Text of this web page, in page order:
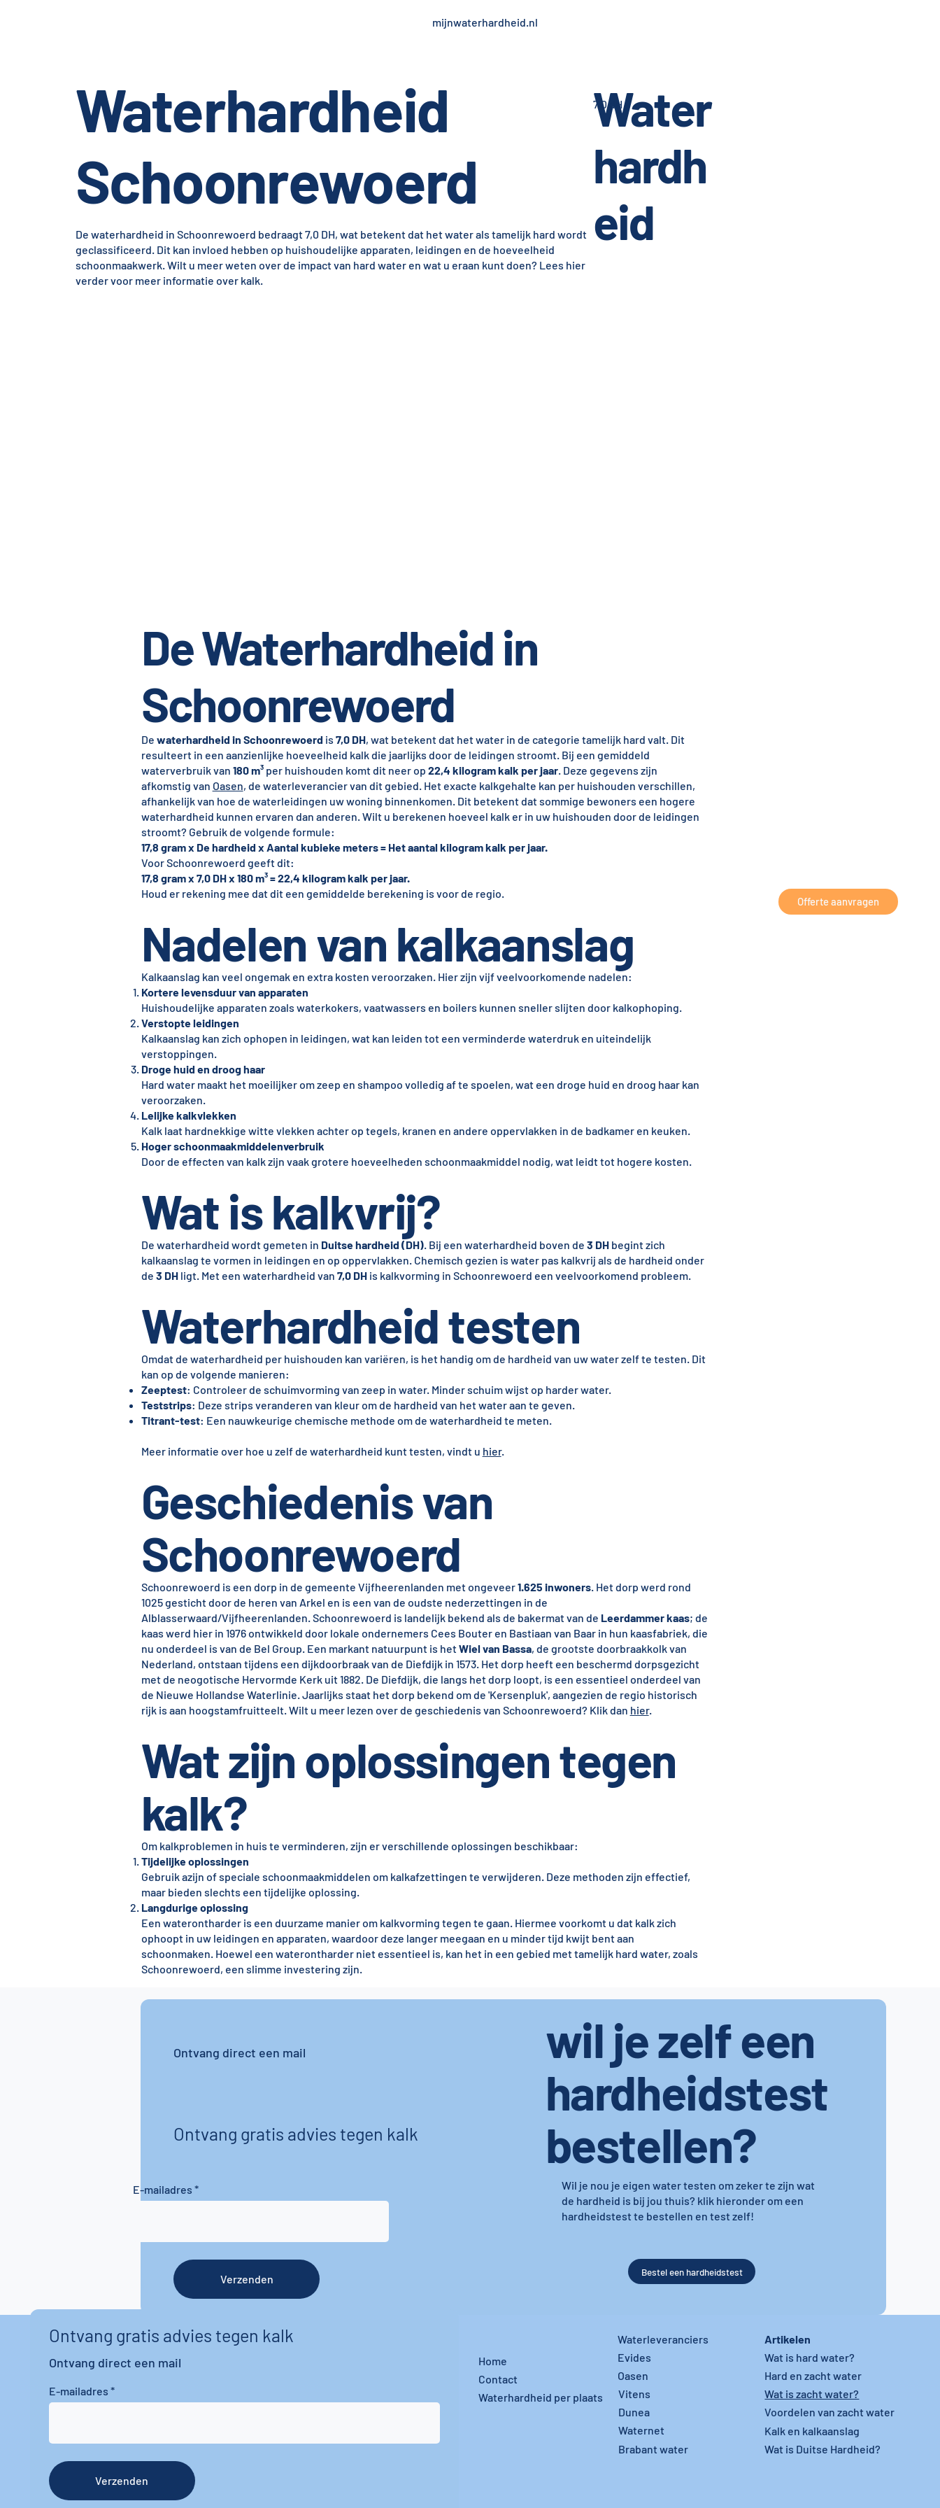
mijnwaterhardheid.nl
Waterhardheid
Schoonrewoerd
De waterhardheid in Schoonrewoerd bedraagt 7,0 DH, wat betekent dat het water als tamelijk hard wordt
geclassificeerd. Dit kan invloed hebben op huishoudelijke apparaten, leidingen en de hoeveelheid
schoonmaakwerk. Wilt u meer weten over de impact van hard water en wat u eraan kunt doen? Lees hier
verder voor meer informatie over kalk.
Water
hardh
eid
7,0 dH
De Waterhardheid in
Schoonrewoerd
De waterhardheid in Schoonrewoerd is 7,0 DH, wat betekent dat het water in de categorie tamelijk hard valt. Dit
resulteert in een aanzienlijke hoeveelheid kalk die jaarlijks door de leidingen stroomt. Bij een gemiddeld
waterverbruik van 180 m³per huishouden komt dit neer op 22,4 kilogram kalk per jaar. Deze gegevens zijn
afkomstig van Oasen, de waterleverancier van dit gebied. Het exacte kalkgehalte kan per huishouden verschillen,
afhankelijk van hoe de waterleidingen uw woning binnenkomen. Dit betekent dat sommige bewoners een hogere
waterhardheid kunnen ervaren dan anderen. Wilt u berekenen hoeveel kalk er in uw huishouden door de leidingen
stroomt? Gebruik de volgende formule:
17,8 gram x De hardheid x Aantal kubieke meters = Het aantal kilogram kalk per jaar.
Voor Schoonrewoerd geeft dit:
17,8 gram x 7,0 DH x 180 m³ = 22,4 kilogram kalk per jaar.
Houd er rekening mee dat dit een gemiddelde berekening is voor de regio.
Nadelen van kalkaanslag
Kalkaanslag kan veel ongemak en extra kosten veroorzaken. Hier zijn vijf veelvoorkomende nadelen:
Kortere levensduur van apparaten
Huishoudelijke apparaten zoals waterkokers, vaatwassers en boilers kunnen sneller slijten door kalkophoping.
Verstopte leidingen
Kalkaanslag kan zich ophopen in leidingen, wat kan leiden tot een verminderde waterdruk en uiteindelijk
verstoppingen.
Droge huid en droog haar
Hard water maakt het moeilijker om zeep en shampoo volledig af te spoelen, wat een droge huid en droog haar kan
veroorzaken.
Lelijke kalkvlekken
Kalk laat hardnekkige witte vlekken achter op tegels, kranen en andere oppervlakken in de badkamer en keuken.
Hoger schoonmaakmiddelenverbruik
Door de effecten van kalk zijn vaak grotere hoeveelheden schoonmaakmiddel nodig, wat leidt tot hogere kosten.
Wat is kalkvrij?
De waterhardheid wordt gemeten in Duitse hardheid (DH). Bij een waterhardheid boven de 3 DHbegint zich
kalkaanslag te vormen in leidingen en op oppervlakken. Chemisch gezien is water pas kalkvrij als de hardheid onder
de 3 DHligt. Met een waterhardheid van 7,0 DHis kalkvorming in Schoonrewoerd een veelvoorkomend probleem.
Waterhardheid testen
Omdat de waterhardheid per huishouden kan variëren, is het handig om de hardheid van uw water zelf te testen. Dit
kan op de volgende manieren:
Zeeptest: Controleer de schuimvorming van zeep in water. Minder schuim wijst op harder water.
Teststrips: Deze strips veranderen van kleur om de hardheid van het water aan te geven.
Titrant-test: Een nauwkeurige chemische methode om de waterhardheid te meten.
Meer informatie over hoe u zelf de waterhardheid kunt testen, vindt u hier.
Geschiedenis van
Schoonrewoerd
Schoonrewoerd is een dorp in de gemeente Vijfheerenlanden met ongeveer1.625 inwoners. Het dorp werd rond
1025 gesticht door de heren van Arkel en is een van de oudste nederzettingen in de
Alblasserwaard/Vijfheerenlanden. Schoonrewoerd is landelijk bekend als de bakermat van de Leerdammer kaas; de
kaas werd hier in 1976 ontwikkeld door lokale ondernemers Cees Bouter en Bastiaan van Baar in hun kaasfabriek, die
nu onderdeel is van de Bel Group. Een markant natuurpunt is hetWiel van Bassa, de grootste doorbraakkolk van
Nederland, ontstaan tijdens een dijkdoorbraak van de Diefdijk in 1573. Het dorp heeft een beschermd dorpsgezicht
met de neogotische Hervormde Kerk uit 1882. De Diefdijk, die langs het dorp loopt, is een essentieel onderdeel van
de Nieuwe Hollandse Waterlinie. Jaarlijks staat het dorp bekend om de 'Kersenpluk', aangezien de regio historisch
rijk is aan hoogstamfruitteelt. Wilt u meer lezen over de geschiedenis van Schoonrewoerd? Klik dan hier.
Wat zijn oplossingen tegen
kalk?
Om kalkproblemen in huis te verminderen, zijn er verschillende oplossingen beschikbaar:
Tijdelijke oplossingen
Gebruik azijn of speciale schoonmaakmiddelen om kalkafzettingen te verwijderen. Deze methoden zijn effectief,
maar bieden slechts een tijdelijke oplossing.
Langdurige oplossing
Een waterontharder is een duurzame manier om kalkvorming tegen te gaan. Hiermee voorkomt u dat kalk zich
ophoopt in uw leidingen en apparaten, waardoor deze langer meegaan en u minder tijd kwijt bent aan
schoonmaken. Hoewel een waterontharder niet essentieel is, kan het in een gebied met tamelijk hard water, zoals
Schoonrewoerd, een slimme investering zijn.
Offerte aanvragen
Ontvang gratis advies tegen kalk
Ontvang direct een mail
wil je zelf een
hardheidstest
bestellen?
E-mailadres
Wil je nou je eigen water testen om zeker te zijn wat
de hardheid is bij jou thuis? klik hieronder om een
hardheidstest te bestellen en test zelf!
Verzenden
Bestel een hardheidstest
Ontvang gratis advies tegen kalk
Ontvang direct een mail
E-mailadres
Verzenden
Home
Contact
Waterhardheid per plaats
Waterleveranciers
Evides
Oasen
Vitens
Dunea
Waternet
Brabant water
Artikelen
Wat is hard water?
Hard en zacht water
Wat is zacht water?
Voordelen van zacht water
Kalk en kalkaanslag
Wat is Duitse Hardheid?